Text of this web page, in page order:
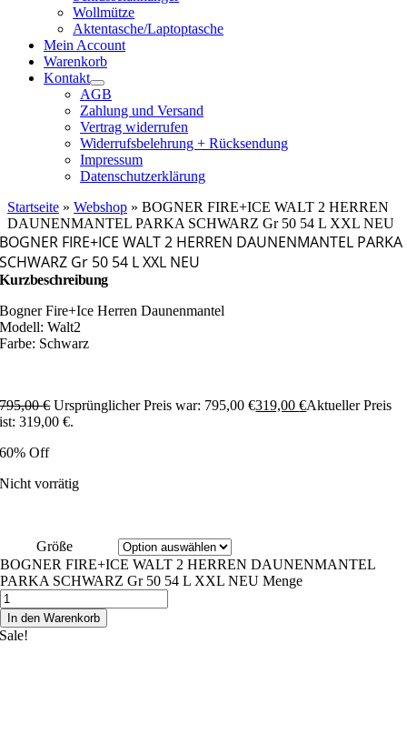
Wollmütze
Aktentasche/Laptoptasche
Mein Account
Warenkorb
Kontakt
AGB
Zahlung und Versand
Vertrag widerrufen
Widerrufsbelehrung + Rücksendung
Impressum
Datenschutzerklärung
Startseite » Webshop » BOGNER FIRE+ICE WALT 2 HERREN
DAUNENMANTEL PARKA SCHWARZ Gr 50 54 L XXL NEU
BOGNER FIRE+ICE WALT 2 HERREN DAUNENMANTEL PARKA
SCHWARZ Gr 50 54 L XXL NEU
Kurzbeschreibung
Bogner Fire+Ice Herren Daunenmantel
Modell: Walt2
Farbe: Schwarz
795,00€ Ursprünglicher Preis war: 795,00 €319,00€Aktueller Preis
ist: 319,00 €.
60% Off
Nicht vorrätig
Größe
BOGNER FIRE+ICE WALT 2 HERREN DAUNENMANTEL
PARKA SCHWARZ Gr 50 54 L XXL NEU Menge
In den Warenkorb
Sale!